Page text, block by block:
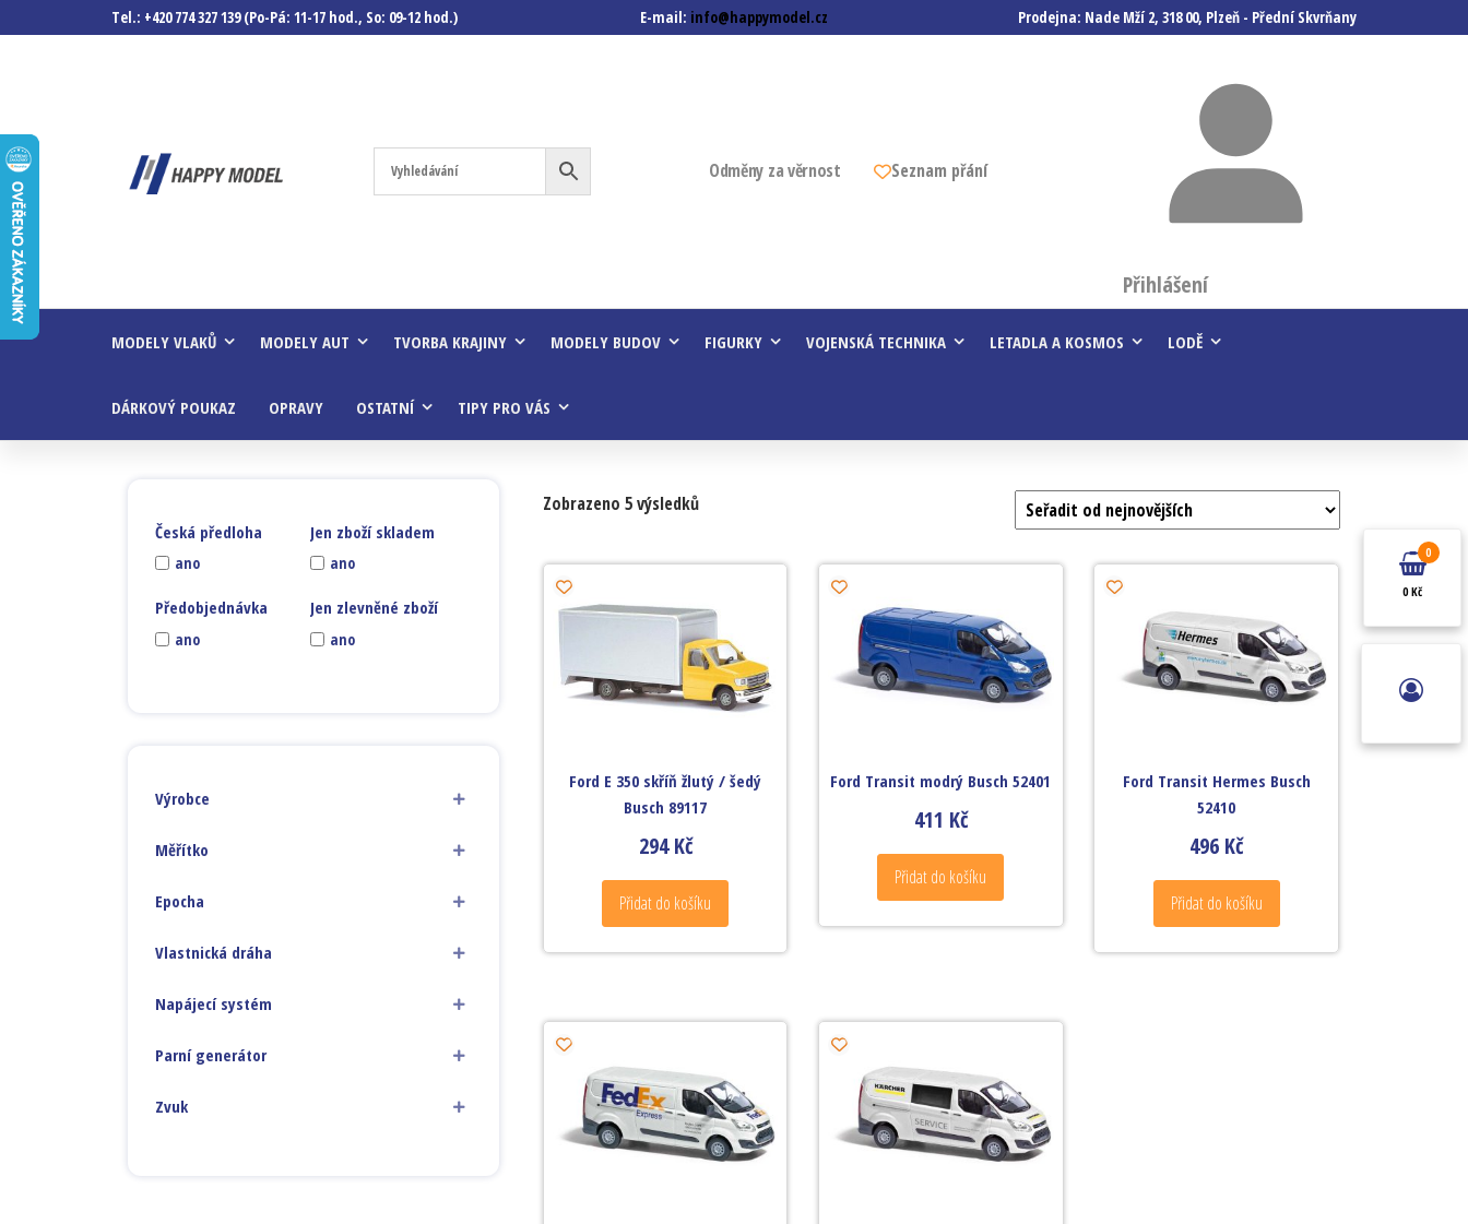
Tel.: +420 774 327 139 (Po-Pá: 11-17 hod., So: 09-12 hod.) E-mail: info@happymodel.cz Prodejna: Nade Mží 2, 318 00, Plzeň - Přední Skvrňany
Happymodel.cz
modelová
Odměny za věrnost Seznam přání
Přihlášení
MODELY VLAKŮ MODELY AUT TVORBA KRAJINY MODELY BUDOV FIGURKY VOJENSKÁ TECHNIKA LETADLA A KOSMOS LODĚ
DÁRKOVÝ POUKAZ OPRAVY OSTATNÍ TIPY PRO VÁS
Zobrazeno 5 výsledků
Ford E 350 skříň žlutý / šedý
Busch 89117
294Kč
Přidat do košíku
Ford Transit modrý Busch 52401
411 Kč
Přidat do košíku
Ford Transit Hermes Busch
52410
496 Kč
Přidat do košíku
Česká předloha
ano
Jen zboží skladem
ano
Předobjednávka
ano
Jen zlevněné zboží
ano
Výrobce
Měřítko
Epocha
Vlastnická dráha
Napájecí systém
Parní generátor
Zvuk
0
0 Kč